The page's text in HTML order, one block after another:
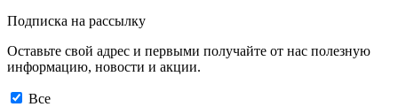
Подписка на рассылку
Оставьте свой адрес и первыми получайте от нас полезную
информацию, новости и акции.
Все